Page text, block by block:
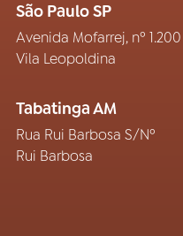
São Paulo SP
Avenida Mofarrej, nº 1.200
Vila Leopoldina
Tabatinga AM
Rua Rui Barbosa S/Nº
Rui Barbosa